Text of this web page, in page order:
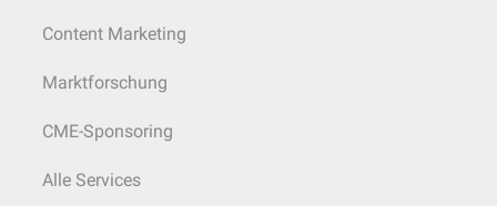
Content Marketing
Marktforschung
CME-Sponsoring
Alle Services